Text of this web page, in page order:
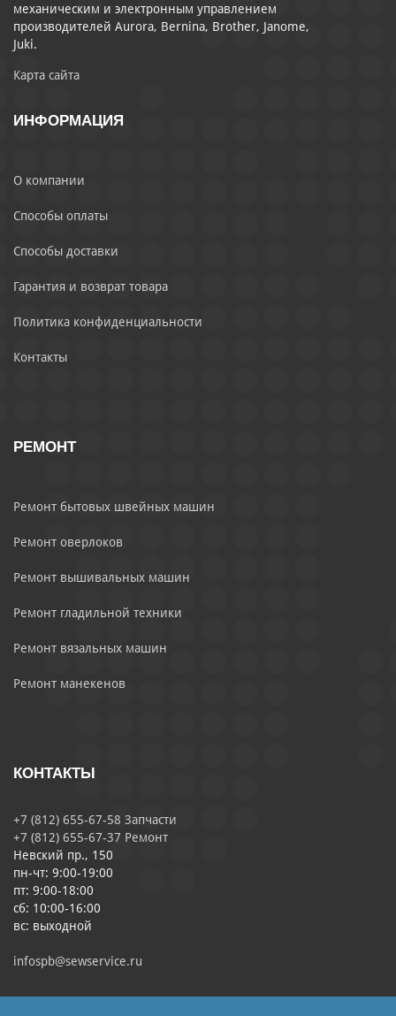
механическим и электронным управлением
производителей Aurora, Bernina, Brother, Janome,
Juki.
Карта сайта
ИНФОРМАЦИЯ
О компании
Способы оплаты
Способы доставки
Гарантия и возврат товара
Политика конфиденциальности
Контакты
РЕМОНТ
Ремонт бытовых швейных машин
Ремонт оверлоков
Ремонт вышивальных машин
Ремонт гладильной техники
Ремонт вязальных машин
Ремонт манекенов
КОНТАКТЫ
+7 (812) 655-67-58 Запчасти
+7 (812) 655-67-37 Ремонт
Невский пр., 150
пн-чт: 9:00-19:00
пт: 9:00-18:00
сб: 10:00-16:00
вс: выходной
infospb@sewservice.ru